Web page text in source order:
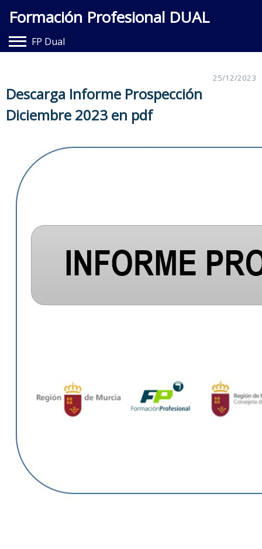
Formación Profesional DUAL
FP Dual
Entidades Adheridas
Documentación
25/12/2023
Descarga Informe Prospección
Diciembre 2023 en pdf